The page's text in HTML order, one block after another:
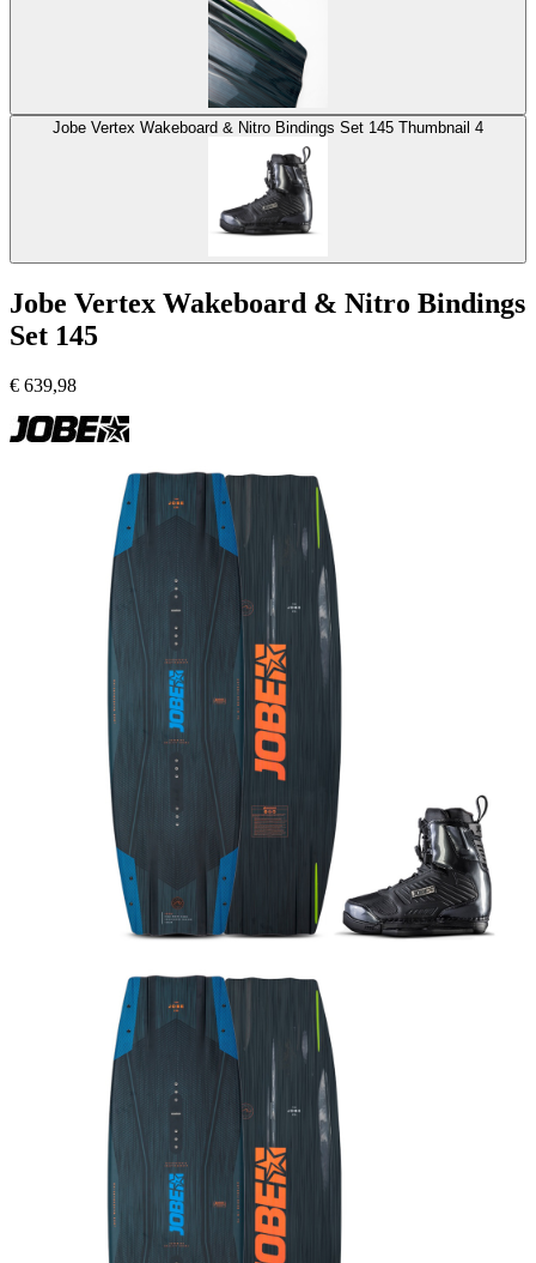
Jobe Vertex Wakeboard & Nitro Bindings Set 145 Thumbnail 4
Jobe Vertex Wakeboard & Nitro Bindings
Set 145
€ 639,98